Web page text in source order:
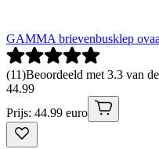
GAMMA brievenbusklep
(11)Beoordeeld met 3.3 van
44.99
Prijs: 44.99 euro